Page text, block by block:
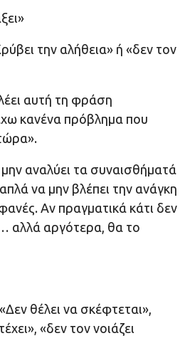
την αλήθεια» ή «δεν τον
αυτή τη φράση
κανένα πρόβλημα που
αναλύει τα συναισθήματά
να μην βλέπει την ανάγκη
Αν πραγματικά κάτι δεν
αλλά αργότερα, θα το
θέλει να σκέφτεται»,
«δεν τον νοιάζει